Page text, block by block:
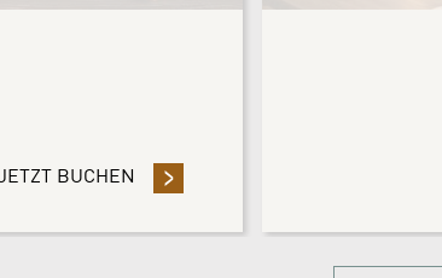
SPAREN SIE 10%
BUCHEN - BLEIBEN SIE 3 NÄCHTE ODER